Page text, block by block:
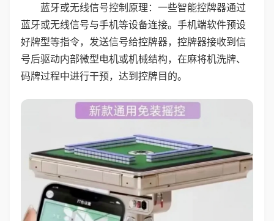
蓝牙或无线信号控制原理：一些智能控牌器通过
蓝牙或无线信号与手机等设备连接。手机端软件预设
好牌型等指令，发送信号给控牌器，控牌器接收到信
号后驱动内部微型电机或机械结构，在麻将机洗牌、
码牌过程中进行干预，达到控牌目的。